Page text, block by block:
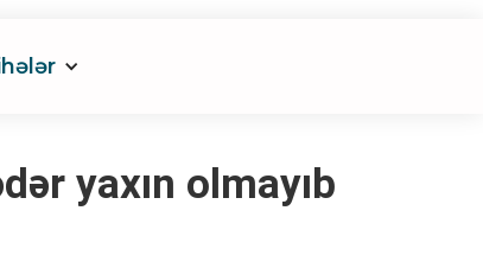
yaxın olmayıb